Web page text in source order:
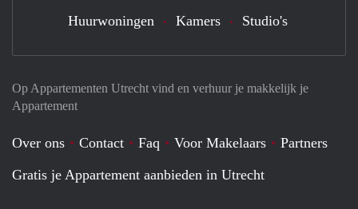
Op Appartementen Utrecht vind en verhuur je makkelijk je
Appartement
Over ons Contact Faq Voor Makelaars
Partners
Gratis je Appartement aanbieden in Utrecht
Huurwoningen Kamers Studio's